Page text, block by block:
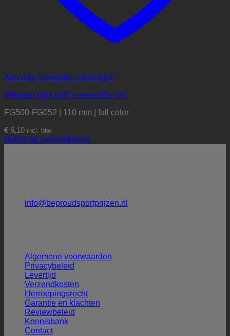
Aan mijn favorieten toevoegen
Winnaar prijs golf ‘nearest the pin’
FG500-FG052 | 110 mm | full color
€ 6,10 incl. btw
Bekijk en personaliseer
info@beproudsportprijzen.nl
Algemene voorwaarden
Privacybeleid
Levertijd
Verzendkosten
Herroepingsrecht
Garantie en klachten
Reviewbeleid
Kennisbank
Contact